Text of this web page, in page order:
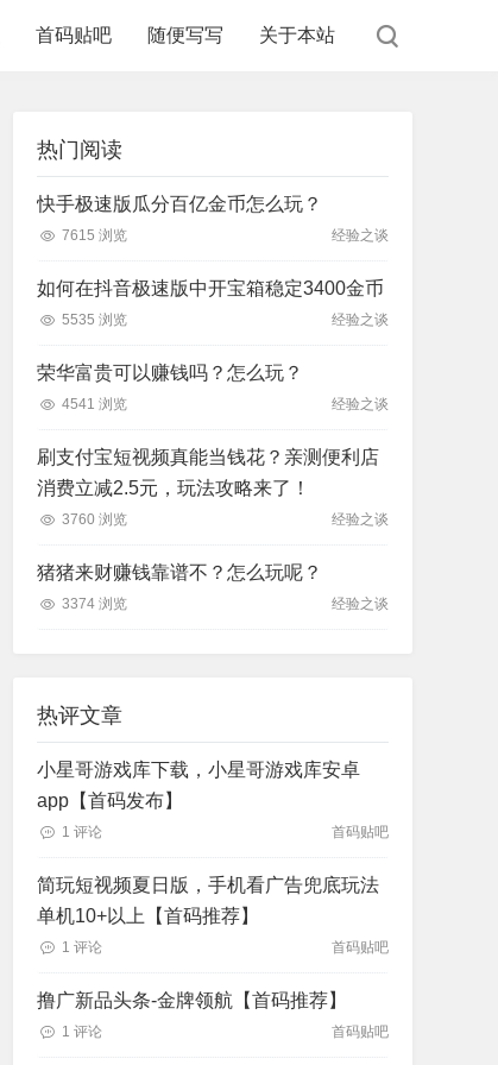
首码贴吧 随便写写 关于本站
热门阅读
快手极速版瓜分百亿金币怎么玩？
7615 浏览 经验之谈
如何在抖音极速版中开宝箱稳定3400金币
5535 浏览 经验之谈
荣华富贵可以赚钱吗？怎么玩？
4541 浏览 经验之谈
刷支付宝短视频真能当钱花？亲测便利店
消费立减2.5元，玩法攻略来了！
3760 浏览 经验之谈
猪猪来财赚钱靠谱不？怎么玩呢？
3374 浏览 经验之谈
热评文章
小星哥游戏库下载，小星哥游戏库安卓
app【首码发布】
1 评论 首码贴吧
简玩短视频夏日版，手机看广告兜底玩法
单机10+以上【首码推荐】
1 评论 首码贴吧
撸广新品头条-金牌领航【首码推荐】
1 评论 首码贴吧